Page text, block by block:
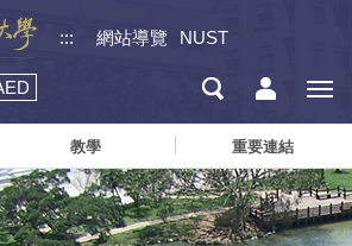
::: 網站導覽 NUST
教學 重要連結